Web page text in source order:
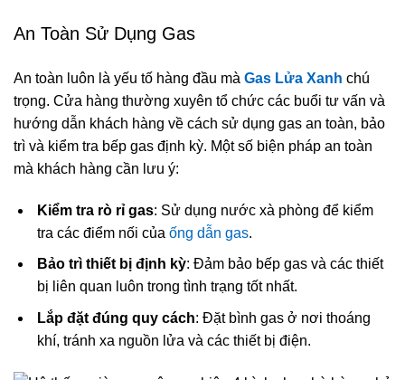
An Toàn Sử Dụng Gas
An toàn luôn là yếu tố hàng đầu mà Gas Lửa Xanh chú
trọng. Cửa hàng thường xuyên tổ chức các buổi tư vấn và
hướng dẫn khách hàng về cách sử dụng gas an toàn, bảo
trì và kiểm tra bếp gas định kỳ. Một số biện pháp an toàn
mà khách hàng cần lưu ý:
Kiểm tra rò rỉ gas: Sử dụng nước xà phòng để kiểm
tra các điểm nối của ống dẫn gas.
Bảo trì thiết bị định kỳ: Đảm bảo bếp gas và các thiết
bị liên quan luôn trong tình trạng tốt nhất.
Lắp đặt đúng quy cách: Đặt bình gas ở nơi thoáng
khí, tránh xa nguồn lửa và các thiết bị điện.